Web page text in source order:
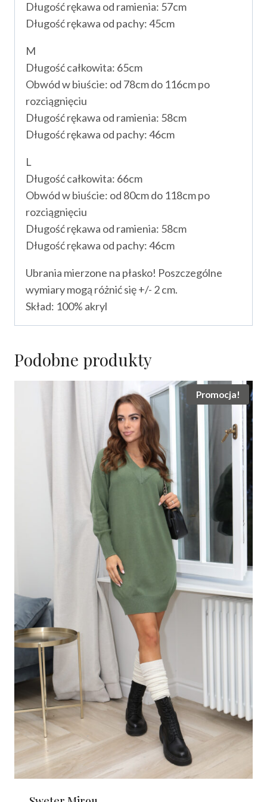
Długość rękawa od ramienia: 57cm
Długość rękawa od pachy: 45cm
M
Długość całkowita: 65cm
Obwód w biuście: od 78cm do 116cm po
rozciągnięciu
Długość rękawa od ramienia: 58cm
Długość rękawa od pachy: 46cm
L
Długość całkowita: 66cm
Obwód w biuście: od 80cm do 118cm po
rozciągnięciu
Długość rękawa od ramienia: 58cm
Długość rękawa od pachy: 46cm
Ubrania mierzone na płasko! Poszczególne
wymiary mogą różnić się +/- 2 cm.
Skład: 100% akryl
Podobne produkty
Promocja!